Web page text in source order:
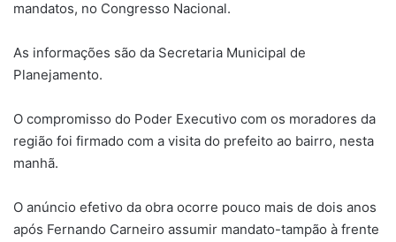
mandatos, no Congresso Nacional.
As informações são da Secretaria Municipal de
Planejamento.
O compromisso do Poder Executivo com os moradores da
região foi firmado com a visita do prefeito ao bairro, nesta
manhã.
O anúncio efetivo da obra ocorre pouco mais de dois anos
após Fernando Carneiro assumir mandato-tampão à frente